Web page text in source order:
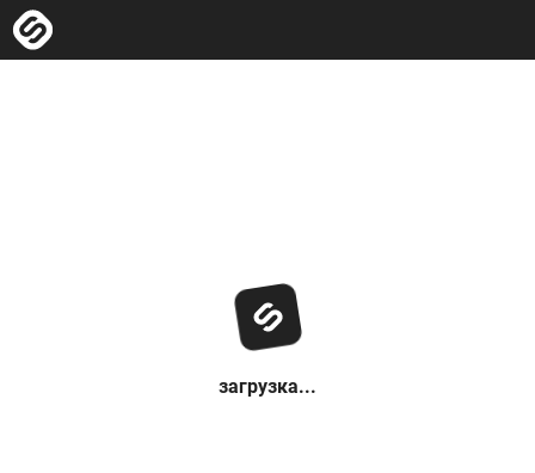
загрузка...